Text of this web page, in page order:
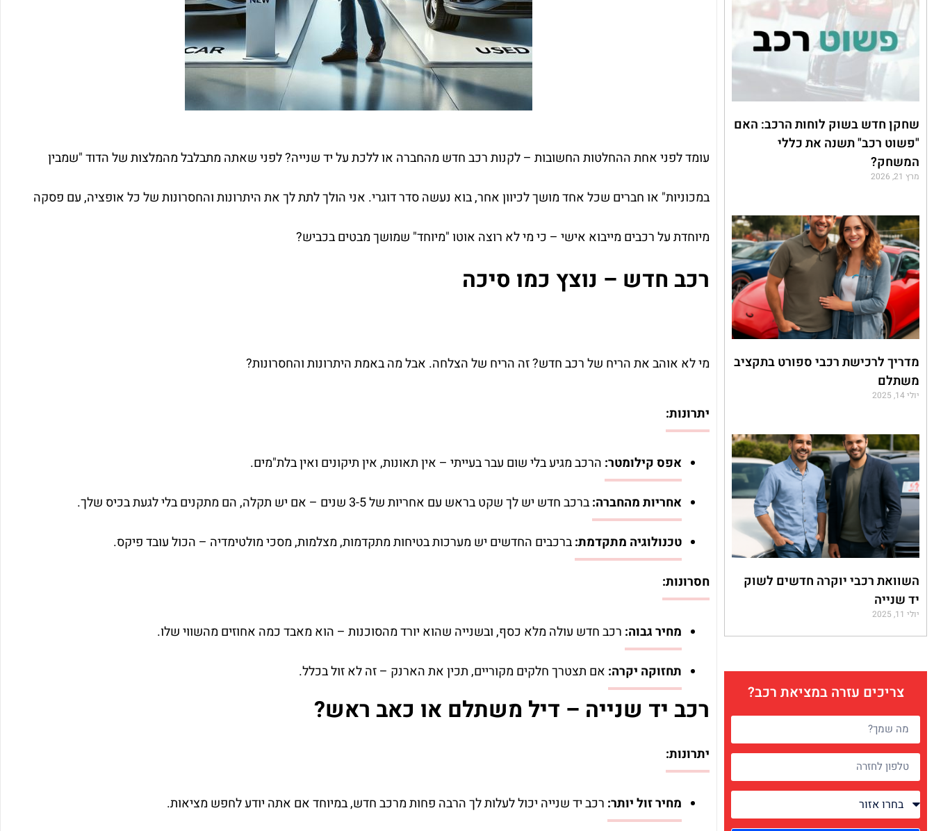
שחקן חדש בשוק לוחות הרכב: האם
"פשוט רכב" תשנה את כללי
המשחק?
מרץ 21, 2026
מדריך לרכישת רכבי ספורט בתקציב
משתלם
יולי 14, 2025
השוואת רכבי יוקרה חדשים לשוק
יד שנייה
יולי 11, 2025
צריכים עזרה במציאת רכב?
עומד לפני אחת ההחלטות החשובות – לקנות רכב חדש מהחברה או ללכת על יד שנייה? לפני שאתה מתבלבל מהמלצות של הדוד "שמבין
במכוניות" או חברים שכל אחד מושך לכיוון אחר, בוא נעשה סדר דוגרי. אני הולך לתת לך את היתרונות והחסרונות של כל אופציה, עם פסקה
מיוחדת על רכבים מייבוא אישי – כי מי לא רוצה אוטו "מיוחד" שמושך מבטים בכביש?
רכב חדש – נוצץ כמו סיכה
מי לא אוהב את הריח של רכב חדש? זה הריח של הצלחה. אבל מה באמת היתרונות והחסרונות?
יתרונות:
אפס קילומטר: הרכב מגיע בלי שום עבר בעייתי – אין תאונות, אין תיקונים ואין בלת"מים.
אחריות מהחברה:ברכב חדש יש לך שקט בראש עם אחריות של 3-5 שנים – אם יש תקלה, הם מתקנים בלי לגעת בכיס שלך.
טכנולוגיה מתקדמת:ברכבים החדשים יש מערכות בטיחות מתקדמות, מצלמות, מסכי מולטימדיה – הכול עובד פיקס.
חסרונות:
מחיר גבוה: רכב חדש עולה מלא כסף, ובשנייה שהוא יורד מהסוכנות – הוא מאבד כמה אחוזים מהשווי שלו.
תחזוקה יקרה: אם תצטרך חלקים מקוריים, תכין את הארנק – זה לא זול בכלל.
רכב יד שנייה – דיל משתלם או כאב ראש?
יתרונות:
מחיר זול יותר: רכב יד שנייה יכול לעלות לך הרבה פחות מרכב חדש, במיוחד אם אתה יודע לחפש מציאות.